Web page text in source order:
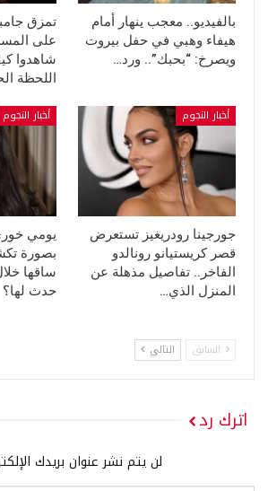
بالفيديو.. معجب ينهار أمام
هيفاء وهبي في حفل بيروت
ويصرخ: “بحبك”.. ورد…
تمزق
على
شاهدوا
اللحظة
أخبار النجوم
جورجينا رودريغيز تستعرض
قصر كريستيانو رونالدو
الفاخر.. تفاصيل مذهلة عن
المنزل الذي…
أخبار النجوم
يومي
بصورة
ساقها
حدث لها؟
السابق التالي
اترك رد
لن يتم نشر عنوان بريدك